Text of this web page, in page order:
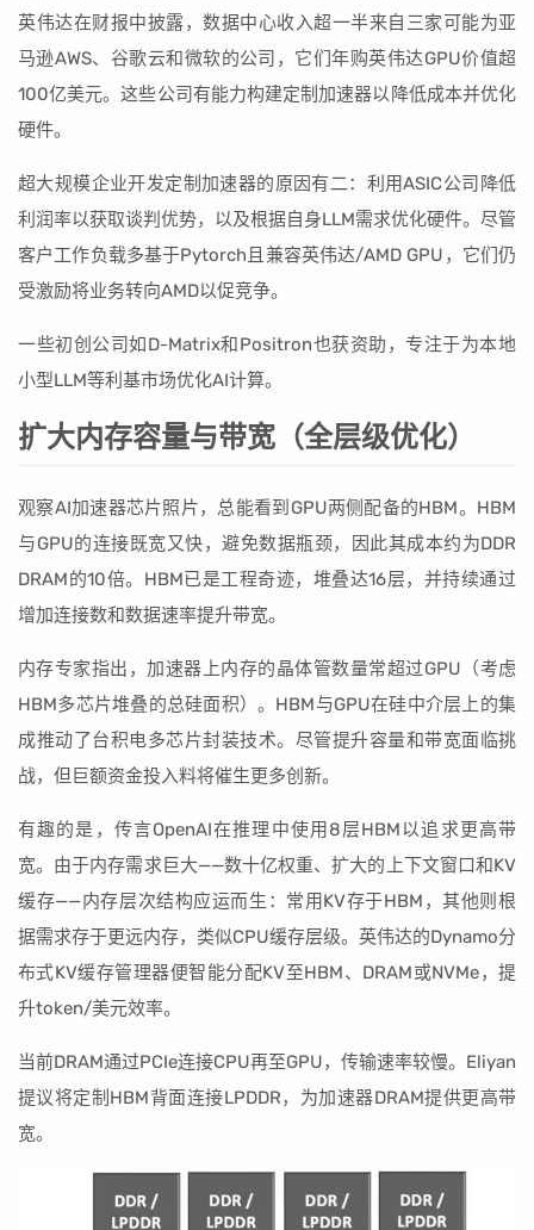
英伟达在财报中披露，数据中心收入超一半来自三家可能为亚
马逊AWS、谷歌云和微软的公司，它们年购英伟达GPU价值超
100亿美元。这些公司有能力构建定制加速器以降低成本并优化
硬件。
超大规模企业开发定制加速器的原因有二：利用ASIC公司降低
利润率以获取谈判优势，以及根据自身LLM需求优化硬件。尽管
客户工作负载多基于Pytorch且兼容英伟达/AMD GPU，它们仍
受激励将业务转向AMD以促竞争。
一些初创公司如D-Matrix和Positron也获资助，专注于为本地
小型LLM等利基市场优化AI计算。
扩大内存容量与带宽（全层级优化）
观察AI加速器芯片照片，总能看到GPU两侧配备的HBM。HBM
与GPU的连接既宽又快，避免数据瓶颈，因此其成本约为DDR
DRAM的10倍。HBM已是工程奇迹，堆叠达16层，并持续通过
增加连接数和数据速率提升带宽。
内存专家指出，加速器上内存的晶体管数量常超过GPU（考虑
HBM多芯片堆叠的总硅面积）。HBM与GPU在硅中介层上的集
成推动了台积电多芯片封装技术。尽管提升容量和带宽面临挑
战，但巨额资金投入料将催生更多创新。
有趣的是，传言OpenAI在推理中使用8层HBM以追求更高带
宽。由于内存需求巨大——数十亿权重、扩大的上下文窗口和KV
缓存——内存层次结构应运而生：常用KV存于HBM，其他则根
据需求存于更远内存，类似CPU缓存层级。英伟达的Dynamo分
布式KV缓存管理器便智能分配KV至HBM、DRAM或NVMe，提
升token/美元效率。
当前DRAM通过PCIe连接CPU再至GPU，传输速率较慢。Eliyan
提议将定制HBM背面连接LPDDR，为加速器DRAM提供更高带
宽。